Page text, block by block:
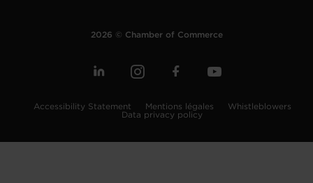
2026 © Chamber of Commerce
Accessibility Statement Mentions légales
Whistleblowers
Data privacy policy